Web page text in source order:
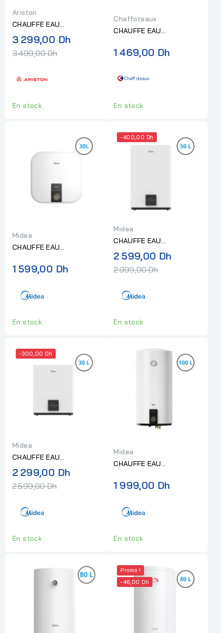
Ariston
CHAUFFE EAU
ELECTRIQUE ARISTON
VELIS PRO 50 EU NEW "
sans...
3 299,00 DhPrix
3 499,00 Dh
En stock
Chaffoteaux
CHAUFFE EAU
CHAFFOTEAUX 30L "
1 469,00 Dh
En stock
Midea
CHAUFFE EAU
2000W 30L PRO "Sans
1 599,00 Dh
En stock
-400,00 Dh
Midea
CHAUFFE EAU
ELECTRIQUE MIDEA SLIM
2000W 50L SMART
DIGITAL...
2 599,00 DhPrix
2 999,00 Dh
En stock
-300,00 Dh
Midea
CHAUFFE EAU
ELECTRIQUE MIDEA SLIM
2000W 30L SMART
DIGITAL...
2 299,00 DhPrix
2 599,00 Dh
En stock
Midea
CHAUFFE EAU
1500W 100L "Sans
1 999,00 Dh
En stock
Promo !
-46,00 Dh